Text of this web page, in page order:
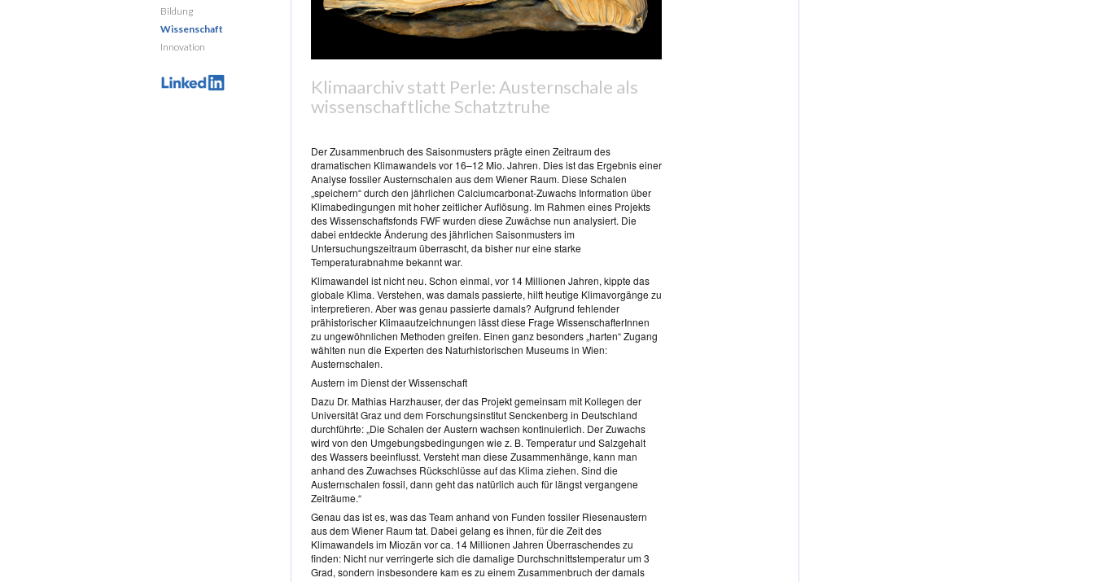
Bildung
Wissenschaft
Innovation
Klimaarchiv statt Perle: Austernschale als
wissenschaftliche Schatztruhe
Der Zusammenbruch des Saisonmusters prägte einen Zeitraum des
dramatischen Klimawandels vor 16–12 Mio. Jahren. Dies ist das Ergebnis einer
Analyse fossiler Austernschalen aus dem Wiener Raum. Diese Schalen
„speichern“ durch den jährlichen Calciumcarbonat-Zuwachs Information über
Klimabedingungen mit hoher zeitlicher Auflösung. Im Rahmen eines Projekts
des Wissenschaftsfonds FWF wurden diese Zuwächse nun analysiert. Die
dabei entdeckte Änderung des jährlichen Saisonmusters im
Untersuchungszeitraum überrascht, da bisher nur eine starke
Temperaturabnahme bekannt war.
Klimawandel ist nicht neu. Schon einmal, vor 14 Millionen Jahren, kippte das
globale Klima. Verstehen, was damals passierte, hilft heutige Klimavorgänge zu
interpretieren. Aber was genau passierte damals? Aufgrund fehlender
prähistorischer Klimaaufzeichnungen lässt diese Frage WissenschafterInnen
zu ungewöhnlichen Methoden greifen. Einen ganz besonders „harten“ Zugang
wählten nun die Experten des Naturhistorischen Museums in Wien:
Austernschalen.
Austern im Dienst der Wissenschaft
Dazu Dr. Mathias Harzhauser, der das Projekt gemeinsam mit Kollegen der
Universität Graz und dem Forschungsinstitut Senckenberg in Deutschland
durchführte: „Die Schalen der Austern wachsen kontinuierlich. Der Zuwachs
wird von den Umgebungsbedingungen wie z. B. Temperatur und Salzgehalt
des Wassers beeinflusst. Versteht man diese Zusammenhänge, kann man
anhand des Zuwachses Rückschlüsse auf das Klima ziehen. Sind die
Austernschalen fossil, dann geht das natürlich auch für längst vergangene
Zeiträume.“
Genau das ist es, was das Team anhand von Funden fossiler Riesenaustern
aus dem Wiener Raum tat. Dabei gelang es ihnen, für die Zeit des
Klimawandels im Miozän vor ca. 14 Millionen Jahren Überraschendes zu
finden: Nicht nur verringerte sich die damalige Durchschnittstemperatur um 3
Grad, sondern insbesondere kam es zu einem Zusammenbruch der damals